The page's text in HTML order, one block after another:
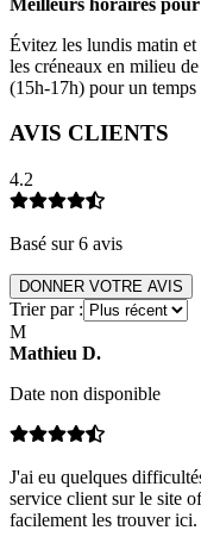
Évitez les lundis matin
les créneaux en milieu
(15h-17h) pour un temps
AVIS CLIENTS
4.2
Basé sur6 avis
DONNER VOTRE AVIS
Trier par :
M
Mathieu D.
Date non disponible
J'ai eu quelques
service client sur le site
facilement les trouver ici.